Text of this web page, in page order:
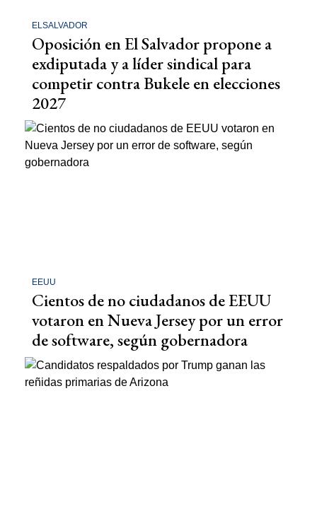
ELSALVADOR
Oposición en El Salvador propone a
exdiputada y a líder sindical para
competir contra Bukele en elecciones
2027
EEUU
Cientos de no ciudadanos de EEUU
votaron en Nueva Jersey por un error
de software, según gobernadora